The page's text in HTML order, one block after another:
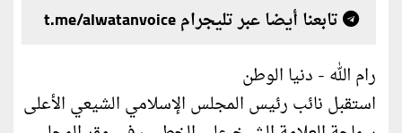
تابعنا أيضا عبر تليجرام t.me/alwatanvoice
رام الله - دنيا الوطن
استقبل نائب رئيس المجلس الإسلامي الشيعي الأعلى